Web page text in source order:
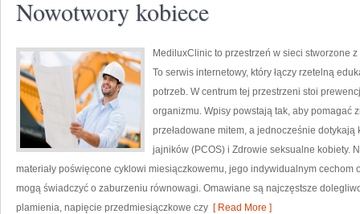
Nowotwory kobiece
MediluxClinic to przestrzeń w sieci stworzone
To serwis internetowy, który łączy rzetelną
potrzeb. W centrum tej przestrzeni stoi
organizmu. Wpisy powstają tak, aby pomagać
przeładowane mitem, a jednocześnie dotykają
jajników (PCOS) i Zdrowie seksualne kobiety.
materiały poświęcone cyklowi miesiączkowemu, jego indywidualnym cechom
mogą świadczyć o zaburzeniu równowagi. Omawiane są najczęstsze
plamienia, napięcie przedmiesiączkowe czy [ Read More ]